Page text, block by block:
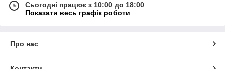
Сьогодні працює з 10:00 до 18:00
Показати весь графік роботи
Про нас